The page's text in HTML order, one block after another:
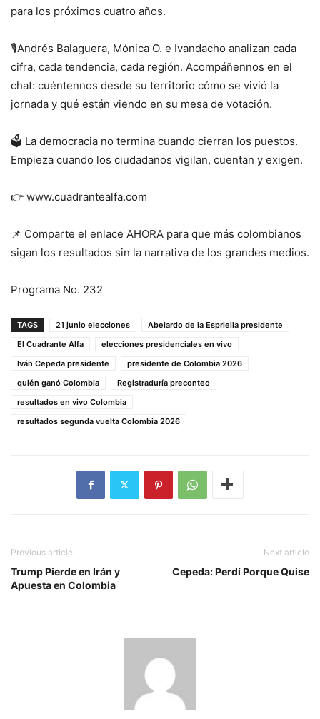
para los próximos cuatro años.
🎙️Andrés Balaguera, Mónica O. e Ivandacho analizan cada
cifra, cada tendencia, cada región. Acompáñennos en el
chat: cuéntennos desde su territorio cómo se vivió la
jornada y qué están viendo en su mesa de votación.
🗳️ La democracia no termina cuando cierran los puestos.
Empieza cuando los ciudadanos vigilan, cuentan y exigen.
👉 www.cuadrantealfa.com
📌 Comparte el enlace AHORA para que más colombianos
sigan los resultados sin la narrativa de los grandes medios.
Programa No. 232
TAGS 21 junio elecciones
Abelardo de la Espriella presidente
El Cuadrante Alfa
elecciones presidenciales en vivo
Iván Cepeda presidente
presidente de Colombia 2026
quién ganó Colombia
Registraduría preconteo
resultados en vivo Colombia
resultados segunda vuelta Colombia 2026
Previous article
Trump Pierde en Irán y
Apuesta en Colombia
Next article
Cepeda: Perdí Porque Quise